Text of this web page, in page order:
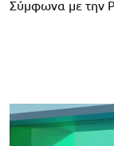
Σύμφωνα με την